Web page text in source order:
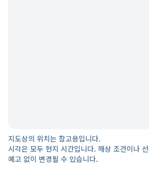
지도상의 위치는 참고용입니다.
시각은 모두 현지 시간입니다. 해상 조건이나
예고 없이 변경될 수 있습니다.